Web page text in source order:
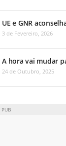
UE e GNR
3 de Fevereiro, 2026
A hora vai mudar
24 de Outubro, 2025
PUB